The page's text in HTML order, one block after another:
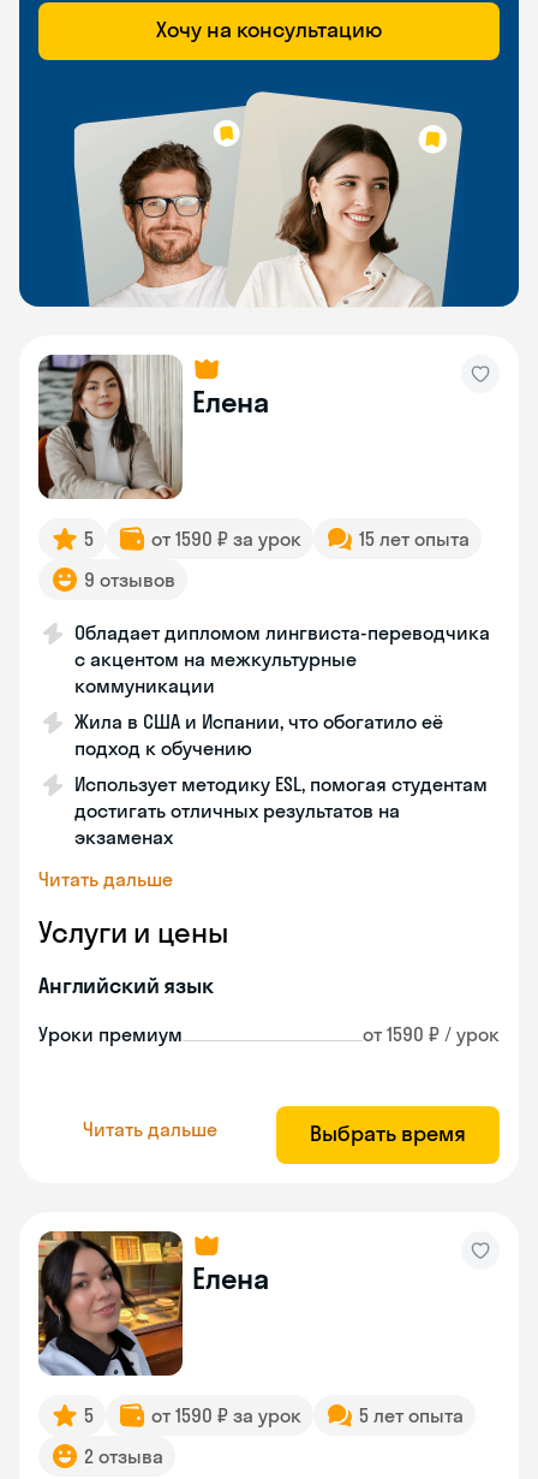
Хочу на консультацию
Елена
5 от 1590 ₽ за урок
15 лет опыта
9 отзывов
Обладает дипломом лингвиста-переводчика
с акцентом на межкультурные
коммуникации
Жила в США и Испании, что обогатило её
подход к обучению
Использует методику ESL, помогая студентам
достигать отличных результатов на
экзаменах
Читать дальше
Услуги и цены
Английский язык
Уроки премиум от 1590 ₽ / урок
Читать дальше Выбрать время
Елена
5 от 1590 ₽ за урок
5 лет опыта
2 отзыва